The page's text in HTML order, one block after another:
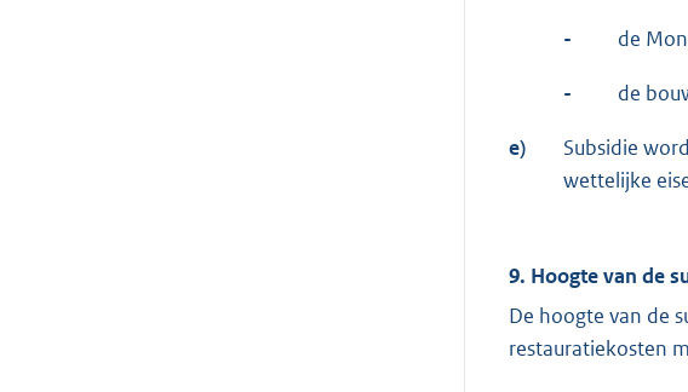
- de
- de
e)
Subsidie
wettelijke
9. Hoogte van de
De hoogte van de
restauratiekosten